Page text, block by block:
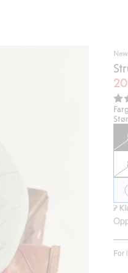
Enkel betaling med Vipps & Klarna
For
av